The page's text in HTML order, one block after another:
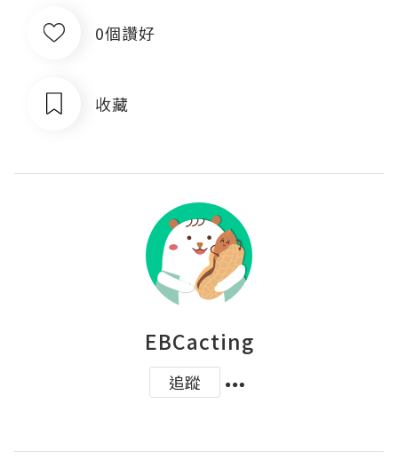
0個讚好
收藏
EBCacting
追蹤